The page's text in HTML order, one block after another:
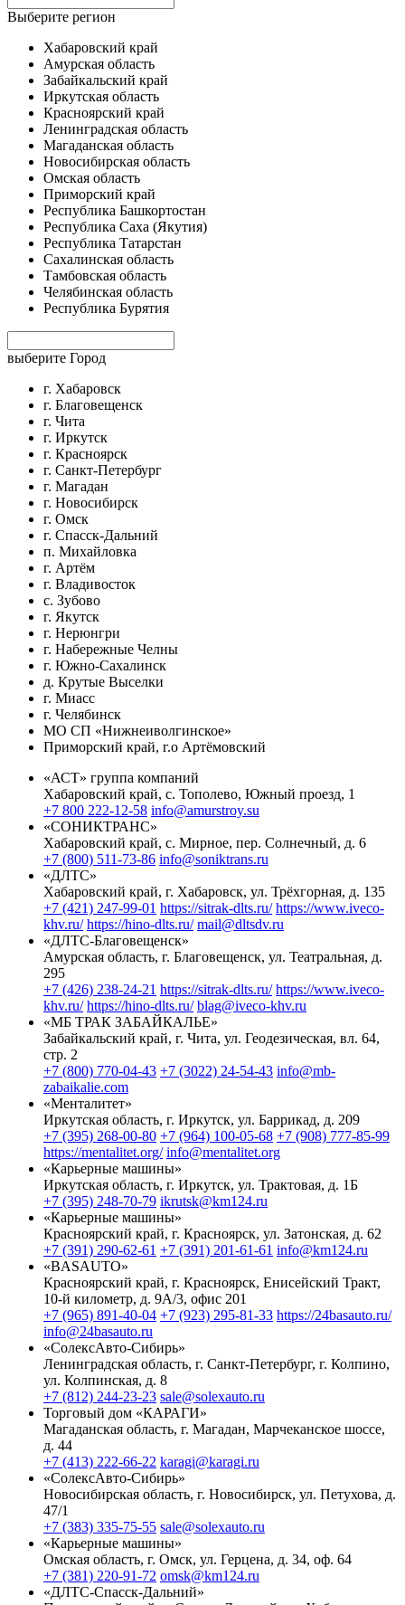
Выберите регион
Хабаровский край
Амурская область
Забайкальский край
Иркутская область
Красноярский край
Ленинградская область
Магаданская область
Новосибирская область
Омская область
Приморский край
Республика Башкортостан
Республика Саха (Якутия)
Республика Татарстан
Сахалинская область
Тамбовская область
Челябинская область
Республика Бурятия
выберите Город
г. Хабаровск
г. Благовещенск
г. Чита
г. Иркутск
г. Красноярск
г. Санкт-Петербург
г. Магадан
г. Новосибирск
г. Омск
г. Спасск-Дальний
п. Михайловка
г. Артём
г. Владивосток
с. Зубово
г. Якутск
г. Нерюнгри
г. Набережные Челны
г. Южно-Сахалинск
д. Крутые Выселки
г. Миасс
г. Челябинск
МО СП «Нижнеиволгинское»
Приморский край, г.о Артёмовский
«АСТ» группа компаний
Хабаровский край, с. Тополево, Южный проезд, 1
+7 800 222-12-58 info@amurstroy.su
«СОНИКТРАНС»
Хабаровский край, с. Мирное, пер. Солнечный, д. 6
+7 (800) 511-73-86 info@soniktrans.ru
«ДЛТС»
Хабаровский край, г. Хабаровск, ул. Трёхгорная, д. 135
+7 (421) 247-99-01 https://sitrak-dlts.ru/ https://www.iveco-
khv.ru/ https://hino-dlts.ru/ mail@dltsdv.ru
«ДЛТС-Благовещенск»
Амурская область, г. Благовещенск, ул. Театральная, д.
295
+7 (426) 238-24-21 https://sitrak-dlts.ru/ https://www.iveco-
khv.ru/ https://hino-dlts.ru/ blag@iveco-khv.ru
«МБ ТРАК ЗАБАЙКАЛЬЕ»
Забайкальский край, г. Чита, ул. Геодезическая, вл. 64,
стр. 2
+7 (800) 770-04-43 +7 (3022) 24-54-43 info@mb-
zabaikalie.com
«Менталитет»
Иркутская область, г. Иркутск, ул. Баррикад, д. 209
+7 (395) 268-00-80 +7 (964) 100-05-68 +7 (908) 777-85-99
https://mentalitet.org/ info@mentalitet.org
«Карьерные машины»
Иркутская область, г. Иркутск, ул. Трактовая, д. 1Б
+7 (395) 248-70-79 ikrutsk@km124.ru
«Карьерные машины»
Красноярский край, г. Красноярск, ул. Затонская, д. 62
+7 (391) 290-62-61 +7 (391) 201-61-61 info@km124.ru
«BASAUTO»
Красноярский край, г. Красноярск, Енисейский Тракт,
10-й километр, д. 9А/3, офис 201
+7 (965) 891-40-04 +7 (923) 295-81-33 https://24basauto.ru/
info@24basauto.ru
«СолексАвто-Сибирь»
Ленинградская область, г. Санкт-Петербург, г. Колпино,
ул. Колпинская, д. 8
+7 (812) 244-23-23 sale@solexauto.ru
Торговый дом «КАРАГИ»
Магаданская область, г. Магадан, Марчеканское шоссе,
д. 44
+7 (413) 222-66-22 karagi@karagi.ru
«СолексАвто-Сибирь»
Новосибирская область, г. Новосибирск, ул. Петухова, д.
47/1
+7 (383) 335-75-55 sale@solexauto.ru
«Карьерные машины»
Омская область, г. Омск, ул. Герцена, д. 34, оф. 64
+7 (381) 220-91-72 omsk@km124.ru
«ДЛТС-Спасск-Дальний»